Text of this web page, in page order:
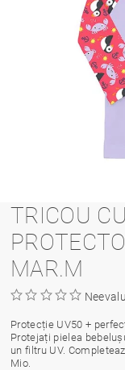
TRICOU
MAR.M
Protecție UV50 +
Protejați pielea
un filtru UV.
Mio.